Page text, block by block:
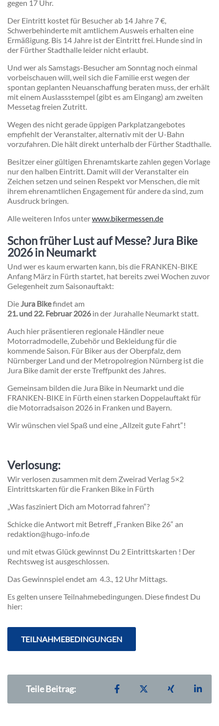
gegen 17 Uhr.
Der Eintritt kostet für Besucher ab 14 Jahre 7 €,
Schwerbehinderte mit amtlichem Ausweis erhalten eine
Ermäßigung. Bis 14 Jahre ist der Eintritt frei. Hunde sind in
der Fürther Stadthalle leider nicht erlaubt.
Und wer als Samstags-Besucher am Sonntag noch einmal
vorbeischauen will, weil sich die Familie erst wegen der
spontan geplanten Neuanschaffung beraten muss, der erhält
mit einem Auslassstempel (gibt es am Eingang) am zweiten
Messetag freien Zutritt.
Wegen des nicht gerade üppigen Parkplatzangebotes
empfiehlt der Veranstalter, alternativ mit der U-Bahn
vorzufahren. Die hält direkt unterhalb der Fürther Stadthalle.
Besitzer einer gültigen Ehrenamtskarte zahlen gegen Vorlage
nur den halben Eintritt. Damit will der Veranstalter ein
Zeichen setzen und seinen Respekt vor Menschen, die mit
ihrem ehrenamtlichen Engagement für andere da sind, zum
Ausdruck bringen.
Alle weiteren Infos unterwww.bikermessen.de
Schon früher Lust auf Messe? Jura Bike
2026 in Neumarkt
Und wer es kaum erwarten kann, bis die FRANKEN-BIKE
Anfang März in Fürth startet, hat bereits zwei Wochen zuvor
Gelegenheit zum Saisonauftakt:
DieJura Bikefindet am
21. und 22. Februar 2026in der Jurahalle Neumarktstatt.
Auch hier präsentieren regionale Händler neue
Motorradmodelle, Zubehör und Bekleidung für die
kommende Saison. Für Biker aus der Oberpfalz, dem
Nürnberger Land und der Metropolregion Nürnberg ist die
Jura Bike damit der erste Treffpunkt des Jahres.
Gemeinsam bilden die Jura Bike in Neumarkt und die
FRANKEN-BIKE in Fürth einen starken Doppelauftakt für
die Motorradsaison 2026 in Franken und Bayern.
Wir wünschen viel Spaß und eine „Allzeit gute Fahrt“!
Verlosung:
Wir verlosen zusammen mit dem Zweirad Verlag 5×2
Eintrittskarten für die Franken Bike in Fürth
„Was fasziniert Dich am Motorrad fahren“?
Schicke die Antwort mit Betreff „Franken Bike 26“ an
redaktion@hugo-info.de
und mit etwas Glück gewinnst Du 2 Eintrittskarten ! Der
Rechtsweg ist ausgeschlossen.
Das Gewinnspiel endet am 4.3., 12 Uhr Mittags.
Es gelten unsere Teilnahmebedingungen. Diese findest Du
hier:
TEILNAHMEBEDINGUNGEN
Teile Beitrag: Teilen auf Facebook
Teilen auf XTeilen auf